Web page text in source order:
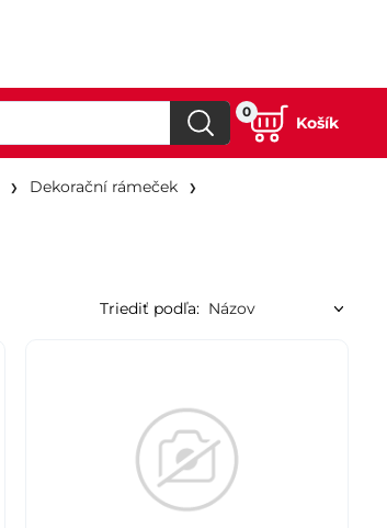
Košík
0
Dekorační rámeček
Triediť podľa: